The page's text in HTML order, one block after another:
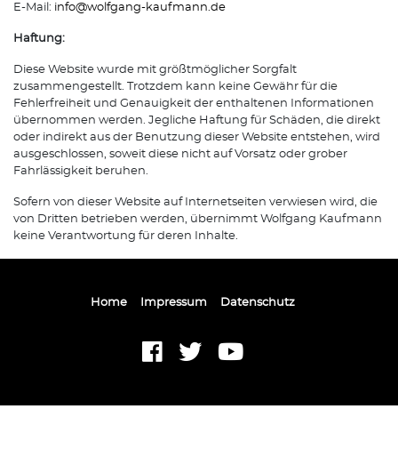
E-Mail: info@wolfgang-kaufmann.de
Haftung:
Diese Website wurde mit größtmöglicher Sorgfalt
zusammengestellt. Trotzdem kann keine Gewähr für die
Fehlerfreiheit und Genauigkeit der enthaltenen Informationen
übernommen werden. Jegliche Haftung für Schäden, die direkt
oder indirekt aus der Benutzung dieser Website entstehen, wird
ausgeschlossen, soweit diese nicht auf Vorsatz oder grober
Fahrlässigkeit beruhen.
Sofern von dieser Website auf Internetseiten verwiesen wird, die
von Dritten betrieben werden, übernimmt Wolfgang Kaufmann
keine Verantwortung für deren Inhalte.
Home Impressum Datenschutz